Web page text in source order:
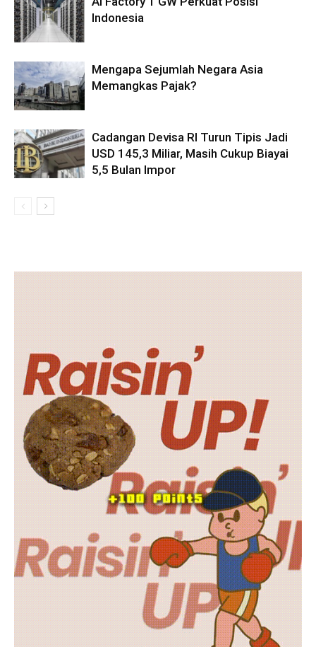
Indonesia
Mengapa Sejumlah Negara Asia
Memangkas Pajak?
Cadangan Devisa RI Turun Tipis Jadi
USD 145,3 Miliar, Masih Cukup Biayai
5,5 Bulan Impor